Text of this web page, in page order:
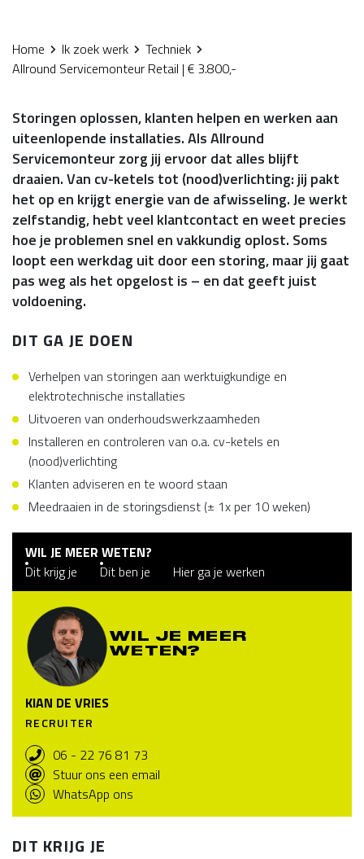
Home Ik zoek werk
Techniek
Allround Servicemonteur Retail | € 3.800,-
Storingen oplossen, klanten helpen en werken aan
uiteenlopende installaties. Als Allround
Servicemonteur zorg jij ervoor dat alles blijft
draaien. Van cv-ketels tot (nood)verlichting: jij pakt
het op en krijgt energie van de afwisseling. Je werkt
zelfstandig, hebt veel klantcontact en weet precies
hoe je problemen snel en vakkundig oplost. Soms
loopt een werkdag uit door een storing, maar jij gaat
pas weg als het opgelost is – en dat geeft juist
voldoening.
DIT GA JE DOEN
Verhelpen van storingen aan werktuigkundige en
elektrotechnische installaties
Uitvoeren van onderhoudswerkzaamheden
Installeren en controleren van o.a. cv-ketels en
(nood)verlichting
Klanten adviseren en te woord staan
Meedraaien in de storingsdienst (± 1x per 10 weken)
WIL JE MEER WETEN?
Dit krijg je
Dit ben je Hier ga je werken
WIL JE MEER
WETEN?
KIAN DE VRIES
RECRUITER
06 - 22 76 81 73
Stuur ons een email
WhatsApp ons
DIT KRIJG JE